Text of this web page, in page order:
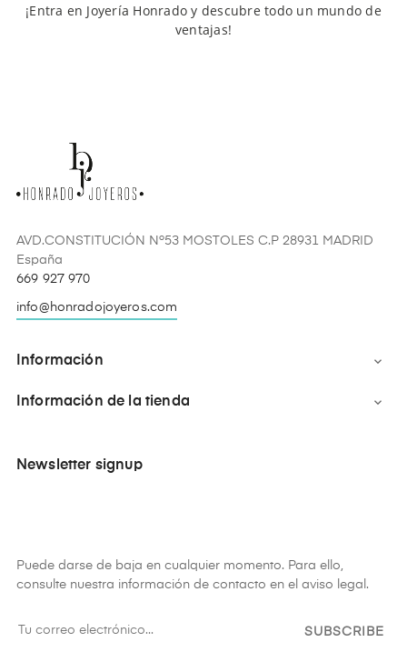
¡Entra en Joyería Honrado y descubre todo un mundo de
ventajas!
AVD.CONSTITUCIÓN Nº53 MOSTOLES C.P 28931 MADRID
España
669 927 970
info@honradojoyeros.com
Información 
Información de la tienda 
Newsletter signup
Puede darse de baja en cualquier momento. Para ello,
consulte nuestra información de contacto en el aviso legal.
SUBSCRIBE